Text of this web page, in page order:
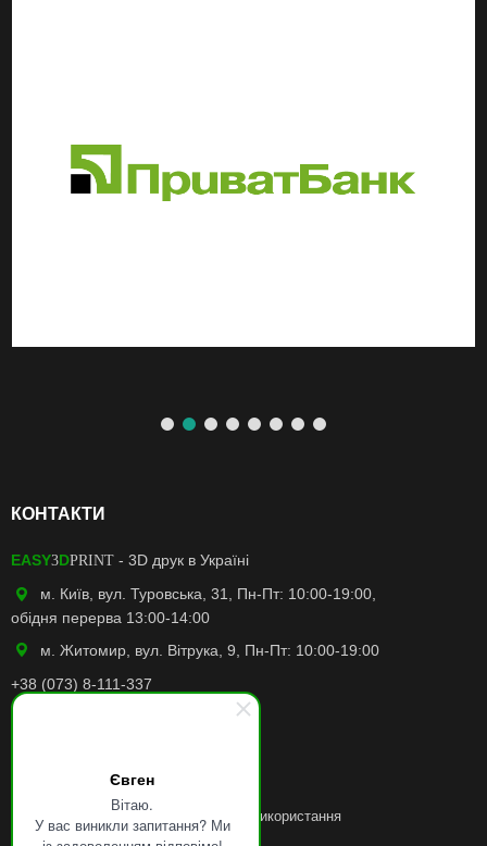
Євген
Вітаю.
У вас виникли запитання? Ми
КОНТАКТИ
EASY3DPRINT - 3D друк в Україні
м. Київ, вул. Туровська, 31, Пн-Пт: 10:00-19:00,
обідня перерва 13:00-14:00
м. Житомир, вул. Вітрука, 9, Пн-Пт: 10:00-19:00
+38 (073) 8-111-337
easy3dprint.ua@gmail.com
Instagram
Умови використання